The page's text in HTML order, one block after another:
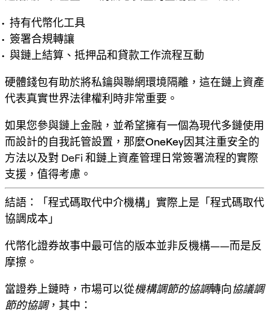
持有代幣化工具
簽署合規轉讓
與鏈上結算、抵押品和貸款工作流程互動
硬體錢包有助於將私鑰與聯網環境隔離，這在鏈上資產
代表真實世界法律權利時非常重要。
如果您參與鏈上金融，並希望擁有一個為現代多鏈使用
而設計的自我託管設置，那麼OneKey因其注重安全的
方法以及對 DeFi 和鏈上資產管理日常簽署流程的實際
支援，值得考慮。
結語：「程式碼取代中介機構」實際上是「程式碼取代
協調成本」
代幣化證券故事中最可信的版本並非反機構——而是反
摩擦。
當證券上鏈時，市場可以從機構調節的協調轉向協議調
節的協調，其中：